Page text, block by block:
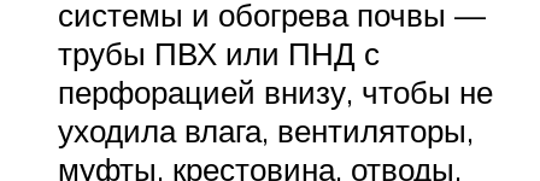
системы и обогрева почвы —
трубы ПВХ или ПНД с
перфорацией внизу, чтобы не
уходила влага, вентиляторы,
муфты, крестовина, отводы,